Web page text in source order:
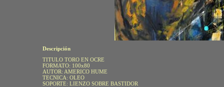
Descripción
TITULO TORO EN OCRE
FORMATO: 100x80
AUTOR: AMERICO HUME
TECNICA: OLEO
SOPORTE: LIENZO SOBRE BASTIDOR